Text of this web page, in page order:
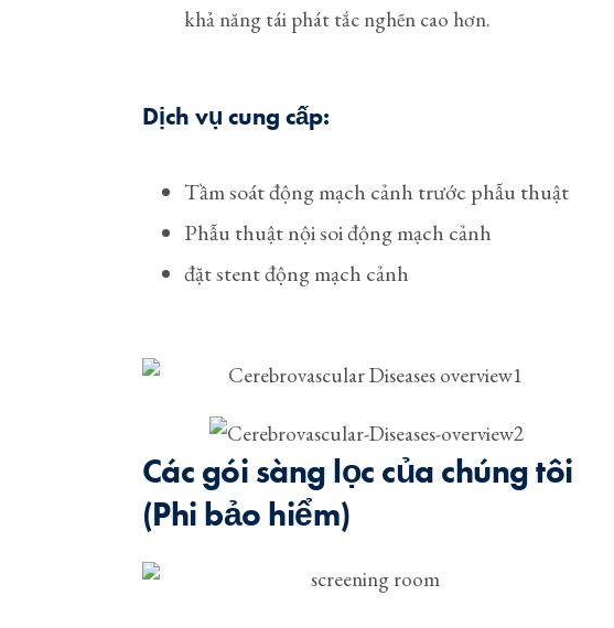
khả năng tái phát tắc nghẽn cao hơn.
Dịch vụ cung cấp:
Tầm soát động mạch cảnh trước phẫu thuật
Phẫu thuật nội soi động mạch cảnh
đặt stent động mạch cảnh
Các gói sàng lọc của chúng tôi
(Phi bảo hiểm)